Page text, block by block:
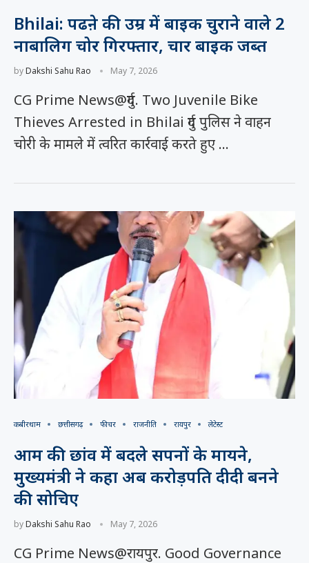
Bhilai: पढऩे की उम्र में बाइक चुराने वाले 2
नाबालिग चोर गिरफ्तार, चार बाइक जब्त
byDakshi Sahu Rao May 7, 2026
CG Prime News@दुर्ग. Two Juvenile Bike
Thieves Arrested in Bhilai दुर्ग पुलिस ने वाहन
चोरी के मामले में त्वरित कार्रवाई करते हुए …
कबीरधाम छत्तीसगढ़ फीचर राजनीति रायपुर लेटेस्ट
आम की छांव में बदले सपनों के मायने,
मुख्यमंत्री ने कहा अब करोड़पति दीदी बनने
की सोचिए
byDakshi Sahu Rao May 7, 2026
CG Prime News@रायपुर. Good Governance